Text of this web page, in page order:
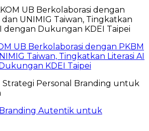
UB Berkolaborasi dengan PKBM
Taiwan, Tingkatkan Literasi AI
KDEI Taipei
Autentik untuk